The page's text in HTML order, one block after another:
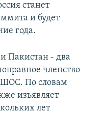
станет
и будет
года.
Пакистан - два
членство
ШОС. По словам
изъявляет
лет